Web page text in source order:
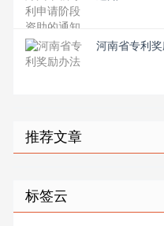
河南省专利
推荐文章
标签云